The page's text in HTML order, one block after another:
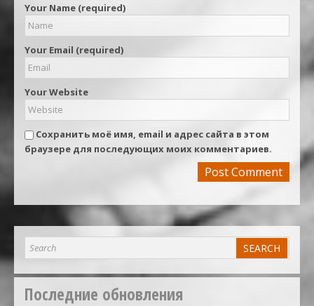
Your Name (required)
Your Email (required)
Your Website
Сохранить моё имя, email и адрес сайта в этом
браузере для последующих моих комментариев.
Последние обновления